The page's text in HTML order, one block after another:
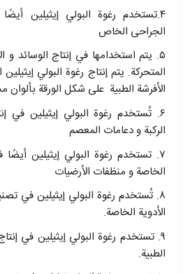
٤.تستخدم رغوة البولي إيثيلين
الجراحی الخاص
۵. يتم استخدامها في إنتاج الوسائد و
المتحركة. يتم إنتاج رغوة البولي
الأفرشة الطبية على شكل الورقة بألوان
۶. تُستخدم رغوة البولي إيثيلين في
الركبة و دعامات المعصم
۷. تستخدم رغوة البولي إيثيلين
الخاصة و منظفات الأرضيات
٨. تُستخدم رغوة البولي إيثيلين في
الأدوية الخاصة.
٩. تستخدم رغوة البولي إيثيلين في
الطبية.